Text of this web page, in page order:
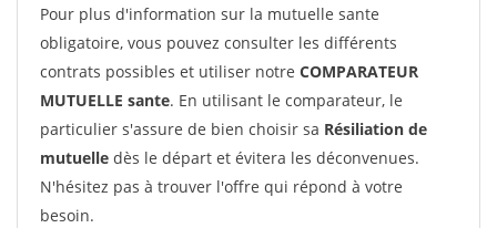
Pour plus d'information sur la mutuelle sante
obligatoire, vous pouvez consulter les différents
contrats possibles et utiliser notre COMPARATEUR
MUTUELLE sante. En utilisant le comparateur, le
particulier s'assure de bien choisir sa Résiliation de
mutuelle dès le départ et évitera les déconvenues.
N'hésitez pas à trouver l'offre qui répond à votre
besoin.